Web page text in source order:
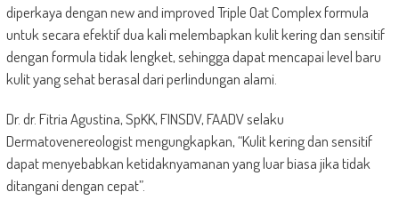
diperkaya dengan new and improved Triple Oat Complex formula
untuk secara efektif dua kali melembapkan kulit kering dan sensitif
dengan formula tidak lengket, sehingga dapat mencapai level baru
kulit yang sehat berasal dari perlindungan alami.
Dr. dr. Fitria Agustina, SpKK, FINSDV, FAADV selaku
Dermatovenereologist mengungkapkan, “Kulit kering dan sensitif
dapat menyebabkan ketidaknyamanan yang luar biasa jika tidak
ditangani dengan cepat”.